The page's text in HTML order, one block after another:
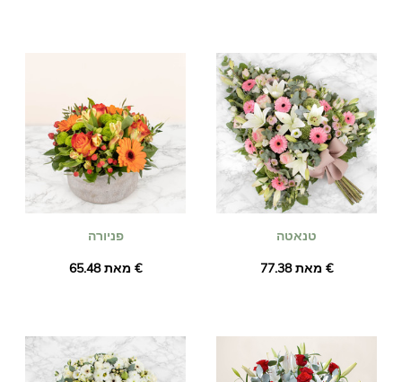
פניורה
מאת ‏65.48 €
טנאטה
מאת ‏77.38 €